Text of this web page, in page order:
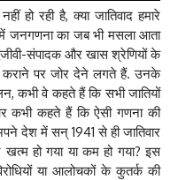
हो रही है, क्या जातिवाद हमारे
जनगणना का जब भी मसला आता
संपादक और खास श्रेणियों के
कराने पर जोर देने लगते हैं. उनके
कभी वे कहते हैं कि सभी जातियों
कभी कहते हैं कि ऐसी गणना की
देश में सन् 1941 से ही जातिवार
खत्म हो गया या कम हो गया? इस
या आलोचकों के कुतर्क की